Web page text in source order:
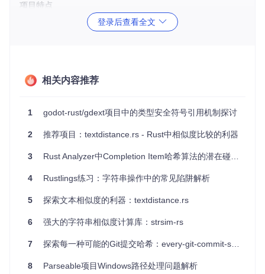
项目特点
：项目涵盖了多种常见的字符串连接方法，包括标
性和对性能优化的关注。
总结
"Comparing ways to concatenate strings in Rust"是一个不可
者，都能从中受益。通过它，你可以了解到性能最优化的字符
就加入这个开源社区，探索Rust字符串拼接的世界吧！
登录后查看全文
相关内容推荐
1 godot-rust/gdext项目中的类型安全符号引用机制探讨
2 推荐项目：textdistance.rs - Rust中相似度比较的利器
3 Rust Analyzer中Completion Item哈希算法的潜在碰撞风险分析
4 Rustlings练习：字符串操作中的常见陷阱解析
5 探索文本相似度的利器：textdistance.rs
6 强大的字符串相似度计算库：strsim-rs
7 探索每一种可能的Git提交哈希：every-git-commit-shorthash
8 Parseable项目Windows路径处理问题解析